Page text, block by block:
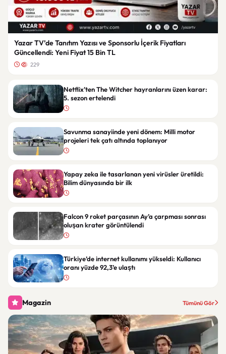
Yazar TV’de Tanıtım Yazısı ve Sponsorlu İçerik Fiyatları
Güncellendi: Yeni Fiyat 15 Bin TL
229
Netflix’ten The Witcher hayranlarını üzen karar:
5. sezon ertelendi
Savunma sanayiinde yeni dönem: Milli motor
projeleri tek çatı altında toplanıyor
Yapay zeka ile tasarlanan yeni virüsler üretildi:
Bilim dünyasında bir ilk
Falcon 9 roket parçasının Ay’a çarpması sonrası
oluşan krater görüntülendi
Türkiye’de internet kullanımı yükseldi: Kullanıcı
oranı yüzde 92,3’e ulaştı
Magazin Tümünü Gör